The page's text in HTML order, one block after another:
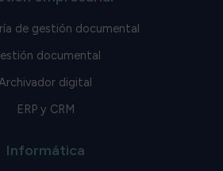
de gestión documental
documental
digital
ERP y CRM
Informática